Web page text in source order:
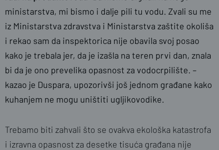
ministarstva, mi bismo i dalje pili tu vodu. Zvali su me
iz Ministarstva zdravstva i Ministarstva zaštite okoliša
i rekao sam da inspektorica nije obavila svoj posao
kako je trebala jer, da je izašla na teren prvi dan, znala
bi da je ono prevelika opasnost za vodocrpilište. –
kazao je Duspara, upozorivši još jednom građane kako
kuhanjem ne mogu uništiti ugljikovodike.
Trebamo biti zahvali što se ovakva ekološka katastrofa
i izravna opasnost za desetke tisuća građana nije